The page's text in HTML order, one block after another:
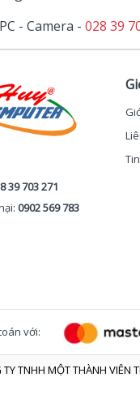
- Camera - 028 39
39 703 271
0902 569 783
với:
TNHH MỘT THÀNH VIÊN